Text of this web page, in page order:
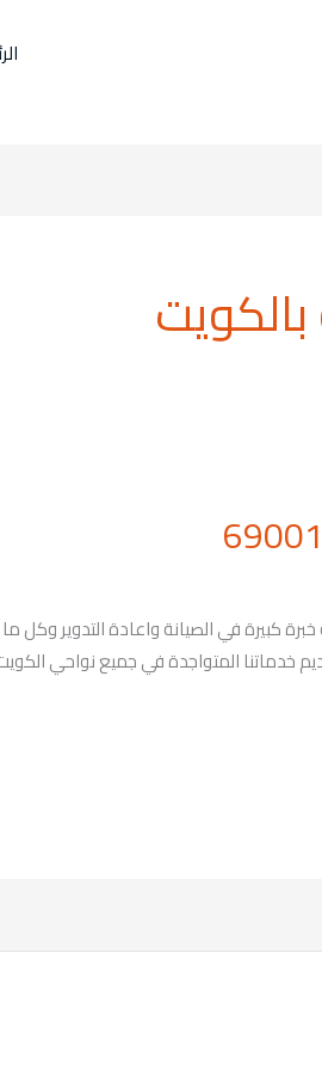
كبيرة في الصيانة واعادة التدوير
نقوم بتقديم خدماتنا المتواجدة في جميع